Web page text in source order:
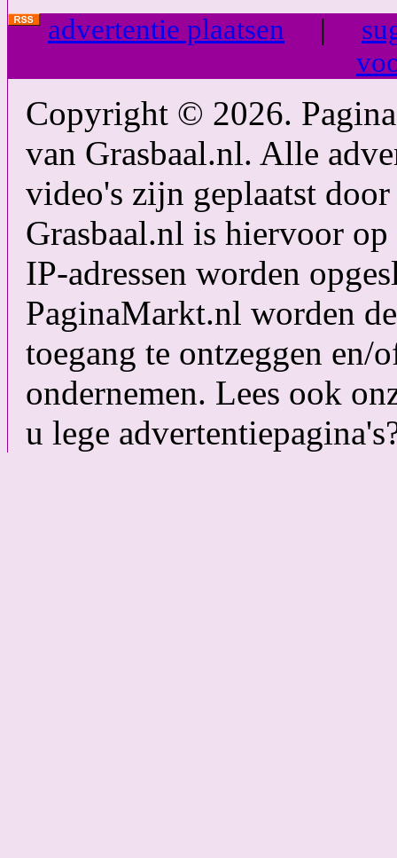
advertentie plaatsen |
Copyright © 2026.
van Grasbaal.nl. Alle
video's zijn geplaatst
Grasbaal.nl is hiervoor
IP-adressen worden
PaginaMarkt.nl worden
toegang te ontzeggen en/
ondernemen. Lees ook
u lege